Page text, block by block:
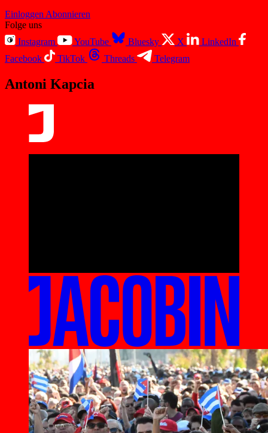
Einloggen Abonnieren
Folge uns
Instagram
YouTube Bluesky X
LinkedIn
Facebook
TikTok Threads Telegram
Antoni Kapcia